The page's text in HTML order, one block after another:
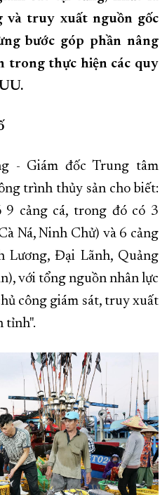
và truy xuất nguồn gốc
bước góp phần nâng
trong thực hiện các quy
- Giám đốc Trung tâm
trình thủy sản cho biết:
9 cảng cá, trong đó có 3
Ná,Ninh Chử) và 6 cảng
Lương, Đại Lãnh, Quảng
với tổng nguồn nhân lực
công giám sát, truy xuất
tỉnh".